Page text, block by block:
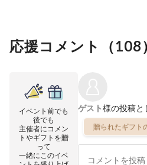
応援コメント（108
イベント前でも
後でも
主催者にコメン
トやギフトを贈
って
一緒にこのイベ
ゲスト様の投稿と
贈られたギフト